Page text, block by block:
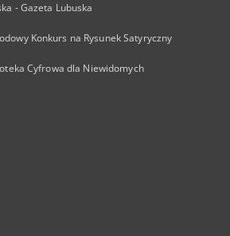
- Gazeta Lubuska
Konkurs na Rysunek Satyryczny
Cyfrowa dla Niewidomych